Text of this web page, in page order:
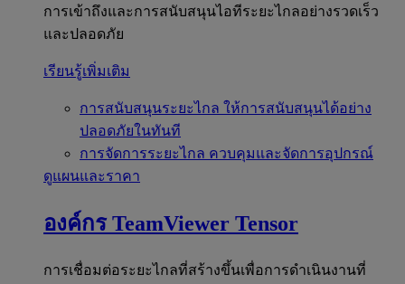
การเข้าถึงและการสนับสนุนไอทีระยะไกลอย่างรวดเร็ว
และปลอดภัย
เรียนรู้เพิ่มเติม
การสนับสนุนระยะไกล ให้การสนับสนุนได้อย่าง
ปลอดภัยในทันที
การจัดการระยะไกล ควบคุมและจัดการอุปกรณ์
ดูแผนและราคา
องค์กร TeamViewer Tensor
การเชื่อมต่อระยะไกลที่สร้างขึ้นเพื่อการดำเนินงานที่